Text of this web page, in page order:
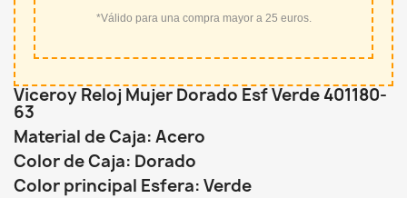
*Válido para una compra mayor a 25 euros.
Viceroy Reloj Mujer Dorado Esf Verde 401180-
63
Material de Caja: Acero
Color de Caja: Dorado
Color principal Esfera: Verde